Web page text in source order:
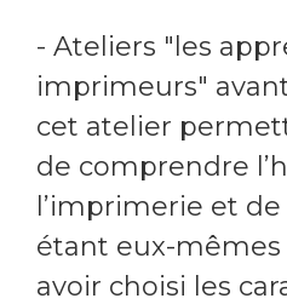
- Ateliers "les
imprimeurs"
cet atelier
de comprendre
l’imprimerie et
étant eux-mêmes
avoir choisi les